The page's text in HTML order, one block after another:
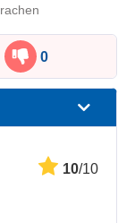
0
10/10